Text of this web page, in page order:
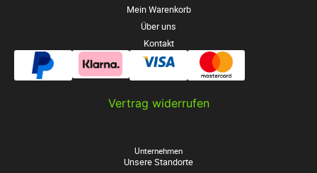
Mein Warenkorb
Über uns
Kontakt
Vertrag widerrufen
Unternehmen
Unsere Standorte